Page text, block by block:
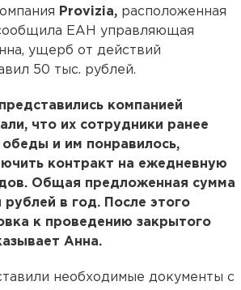
Provizia, расположенная
ЕАН управляющая
ущерб от действий
50 тыс. рублей.
компанией
что их сотрудники ранее
обеды и им понравилось,
контракт на ежедневную
Общая предложенная сумма
рублей в год. После этого
к проведению закрытого
Анна.
необходимые документы с